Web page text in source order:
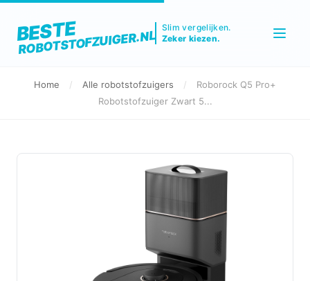
BESTE
ROBOTSTOFZUIGER.NL
Slim vergelijken.
Zeker kiezen.
Home / Alle robotstofzuigers /
Roborock Q5 Pro+
Robotstofzuiger Zwart 5...